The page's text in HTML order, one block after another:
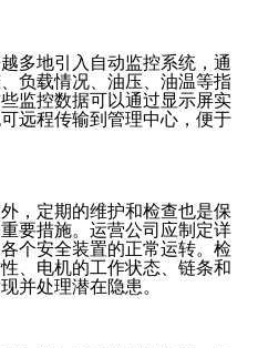
多地引入自动监控系统，通
负载情况、油压、油温等指
监控数据可以通过显示屏实
远程传输到管理中心，便于
，定期的维护和检查也是保
要措施。运营公司应制定详
个安全装置的正常运转。检
、电机的工作状态、链条和
并处理潜在隐患。